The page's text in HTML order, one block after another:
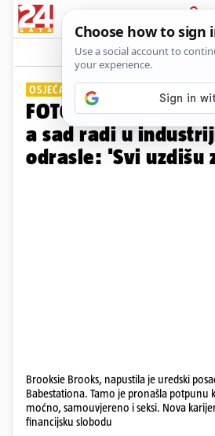
PRIJAVA
Galerija
OSJEĆA SE MOĆNO
FOTO Bila je
a sad radi u
odrasle: 'Svi uzdišu
Brooksie Brooks, napustila je uredski
Babestationa. Tamo je pronašla potpunu
moćno, samouvjereno i seksi. Nova
financijsku slobodu